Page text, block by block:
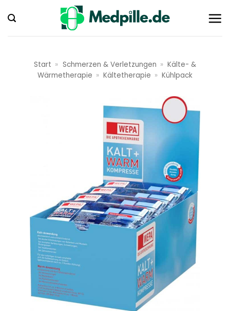
Inhalt
springen
Start » Schmerzen & Verletzungen » Kälte- &
Wärmetherapie » Kältetherapie » Kühlpack